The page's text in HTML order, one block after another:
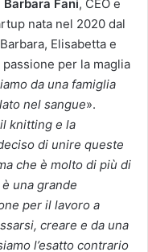
Barbara Fani, CEO e
nata nel 2020 dal
Elisabetta e
per la maglia
da una famiglia
nel sangue».
knitting e la
di unire queste
che è molto di più di
una grande
per il lavoro a
creare e da una
l’esatto contrario